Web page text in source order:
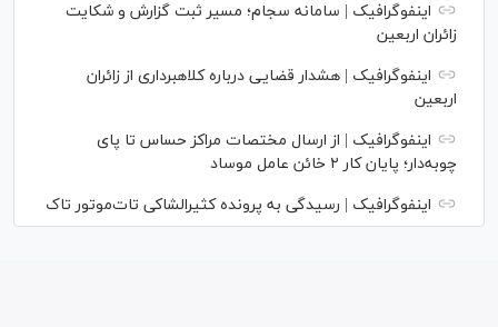
اینفوگرافیک | سامانه سجام؛ مسیر ثبت گزارش و شکایت
زائران اربعین
اینفوگرافیک | هشدار قضایی درباره کلاهبرداری از زائران
اربعین
اینفوگرافیک | از ارسال مختصات مراکز حساس تا پای
چوبه‌دار؛ پایان کار ۲ خائن عامل موساد
اینفوگرافیک | رسیدگی به پرونده کثیرالشاکی تات‌موتور تاک